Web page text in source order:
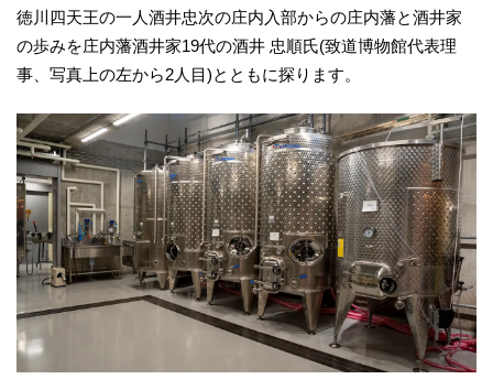
徳川四天王の一人酒井忠次の庄内入部からの庄内藩と酒井家
の歩みを庄内藩酒井家19代の酒井 忠順氏(致道博物館代表理
事、写真上の左から2人目)とともに探ります。